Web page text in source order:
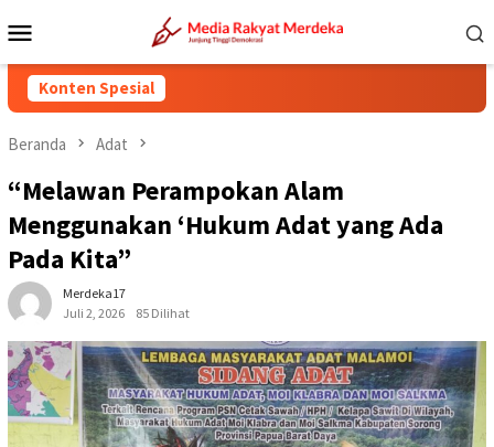
ke
Mobile
Konten Spesial
Beranda Adat
“Melawan Perampokan Alam
Menggunakan ‘Hukum Adat yang Ada
Pada Kita”
Merdeka17
Juli 2, 2026
85 Dilihat